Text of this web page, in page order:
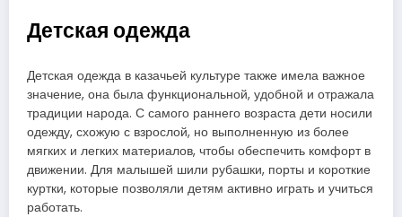
Детская одежда
Детская одежда в казачьей культуре также имела важное
значение, она была функциональной, удобной и отражала
традиции народа. С самого раннего возраста дети носили
одежду, схожую с взрослой, но выполненную из более
мягких и легких материалов, чтобы обеспечить комфорт в
движении. Для малышей шили рубашки, порты и короткие
куртки, которые позволяли детям активно играть и учиться
работать.